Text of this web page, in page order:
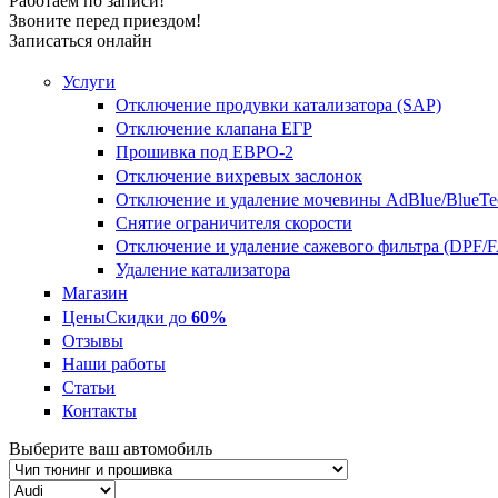
Звоните перед приездом!
Записаться онлайн
Услуги
Отключение продувки катализатора (SAP)
Отключение клапана ЕГР
Прошивка под ЕВРО-2
Отключение вихревых заслонок
Отключение и удаление мочевины AdBlue/
Снятие ограничителя скорости
Отключение и удаление сажевого фильтра (DPF/
Удаление катализатора
Магазин
ЦеныСкидки до 60%
Отзывы
Наши работы
Статьи
Контакты
Выберите ваш автомобиль